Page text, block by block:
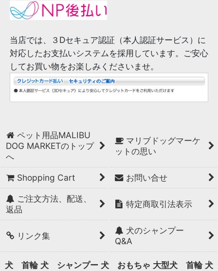
当店では、３Dセキュア認証（本人認証サービス）に
対応したお支払いシステムを採用しています。ご安心
してお買い物をお楽しみくださいませ。
ペット用品MALIBU
DOG MARKETのトップ
へ
マリブドッグマーケ
ットの思い
Shopping Cart お問い合せ
ご注文方法、配送、
返品
特定商取引法表示
リンク集
犬のシャンプー
Q&A
犬 首輪 犬 シャンプー 犬 おもちゃ 大型犬 首輪 犬